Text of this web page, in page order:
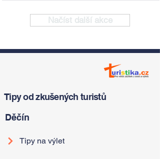
Načíst další akce
Tipy od zkušených turistů
Děčín
Tipy na výlet